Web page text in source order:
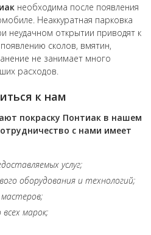
необходима после появления
Неаккуратная парковка
неудачном открытии приводят к
сколов, вмятин,
не занимает много
расходов.
к нам
покраску Понтиак в нашем
с нами имеет
услуг;
оборудования и технологий;
мастеров;
всех марок;